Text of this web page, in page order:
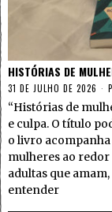
HISTÓRIAS DE
31 DE JULHO DE 2026
“Histórias de
e culpa. O título
o livro
mulheres ao
adultas que
entender